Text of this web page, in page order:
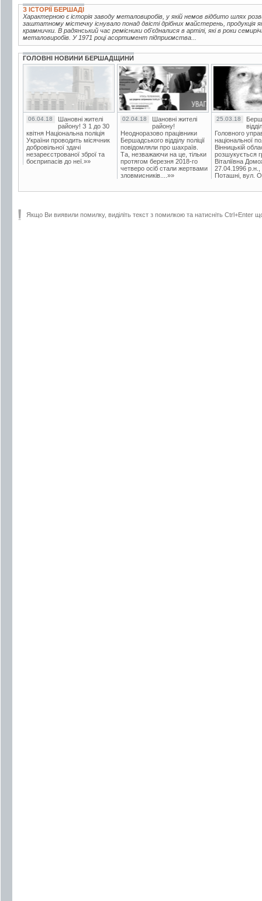
З ІСТОРІЇ БЕРШАДІ
Характерною є історія заводу металовиробів, у якій немов відбито шлях
заштатному містечку існувало понад двісті дрібних майстерень, продукція
крамнички. В радянський час ремісники об'єдналися в артілі, які в роки
металовиробів. У 1971 році асортимент підприємства...
ГОЛОВНІ НОВИНИ БЕРШАДЩИНИ
06.04.18
Шановні жителі
району! З 1 до 30
квітня Національна поліція
України проводить місячник
добровільної здачі
незареєстрованої зброї та
боєприпасів до неї.»»
02.04.18
Шановні жителі
району!
Неодноразово працівники
Бершадського відділу поліції
повідомляли про шахраїв.
Та, незважаючи на це, тільки
протягом березня 2018-го
четверо осіб стали жертвами
зловмисників....»»
25.03.18
Головного
національної
Вінницькій
розшукується
Віталіївна
27.04.1996 р.н.,
Поташні, вул.
Якщо Ви виявили помилку, виділіть текст з помилкою та натисніть Ctrl+Enter